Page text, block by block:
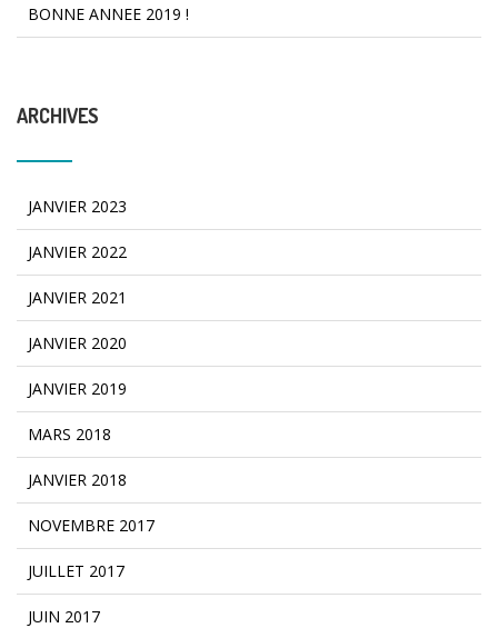
BONNE ANNEE 2019 !
ARCHIVES
JANVIER 2023
JANVIER 2022
JANVIER 2021
JANVIER 2020
JANVIER 2019
MARS 2018
JANVIER 2018
NOVEMBRE 2017
JUILLET 2017
JUIN 2017